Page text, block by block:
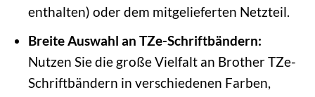
enthalten) oder dem mitgelieferten Netzteil.
Breite Auswahl an TZe-Schriftbändern:
Nutzen Sie die große Vielfalt an Brother TZe-
Schriftbändern in verschiedenen Farben,